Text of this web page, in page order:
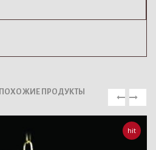
ПОХОЖИЕ ПРОДУКТЫ
hit